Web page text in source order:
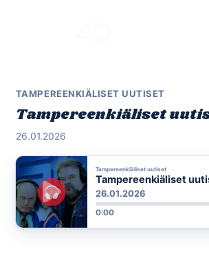
TAMPEREENKIÄLISET UUTISET
Tampereenkiäliset
26.01.2026
Tampereenkiäliset uutiset
Tampereenkiäliset
26.01.2026
0:00